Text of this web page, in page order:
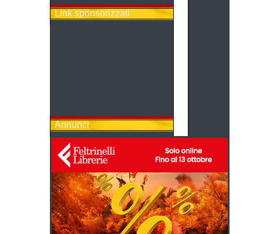
Link sponsorizzati
Annunci